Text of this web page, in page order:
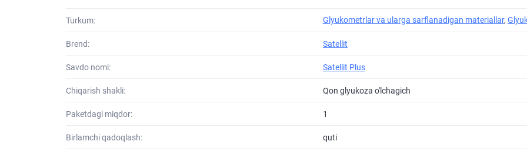
Turkum: Glyukometrlar va ularga sarflanadigan materiallar,
Brend: Satellit
Savdo nomi: Satellit Plus
Chiqarish shakli: Qon glyukoza o'lchagich
Paketdagi miqdor: 1
Birlamchi qadoqlash: quti